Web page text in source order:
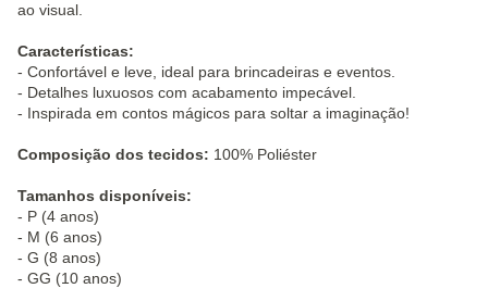
ao visual.
Características:
- Confortável e leve, ideal para brincadeiras e eventos.
- Detalhes luxuosos com acabamento impecável.
- Inspirada em contos mágicos para soltar a imaginação!
Composição dos tecidos: 100% Poliéster
Tamanhos disponíveis:
- P (4 anos)
- M (6 anos)
- G (8 anos)
- GG (10 anos)